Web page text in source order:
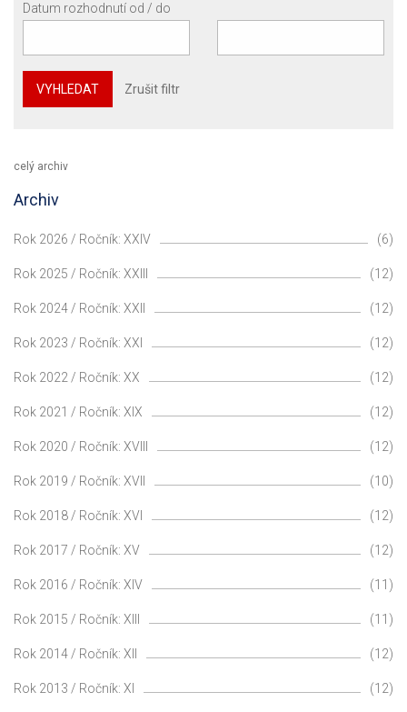
Datum rozhodnutí od / do
VYHLEDAT Zrušit filtr
celý archiv
Archiv
Rok 2026 / Ročník: XXIV (6)
Rok 2025 / Ročník: XXIII (12)
Rok 2024 / Ročník: XXII (12)
Rok 2023 / Ročník: XXI (12)
Rok 2022 / Ročník: XX (12)
Rok 2021 / Ročník: XIX (12)
Rok 2020 / Ročník: XVIII (12)
Rok 2019 / Ročník: XVII (10)
Rok 2018 / Ročník: XVI (12)
Rok 2017 / Ročník: XV (12)
Rok 2016 / Ročník: XIV (11)
Rok 2015 / Ročník: XIII (11)
Rok 2014 / Ročník: XII (12)
Rok 2013 / Ročník: XI (12)